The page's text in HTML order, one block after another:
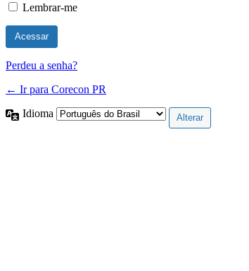
Lembrar-me
Perdeu a senha?
← Ir para Corecon PR
Idioma